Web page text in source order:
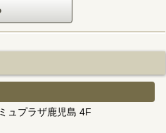
ュプラザ鹿児島 4F